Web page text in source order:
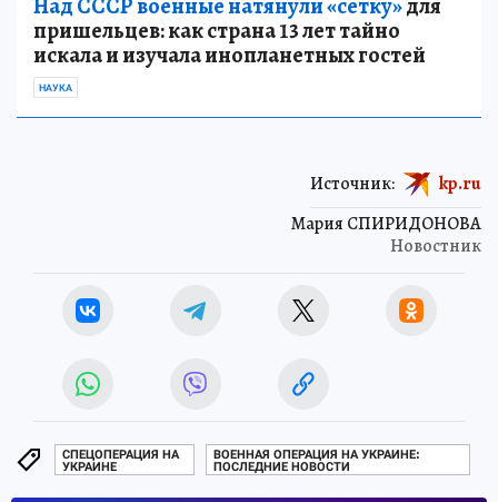
Над СССР военные натянули «сетку»для
пришельцев: как страна 13 лет тайно
искала и изучала инопланетных гостей
НАУКА
Мария СПИРИДОНОВА
Новостник
Источник: kp.ru
СПЕЦОПЕРАЦИЯ НА
УКРАИНЕ
ВОЕННАЯ ОПЕРАЦИЯ НА УКРАИНЕ:
ПОСЛЕДНИЕ НОВОСТИ